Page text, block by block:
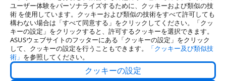
ユーザー体験をパーソナライズするために、クッキーおよび類似の技
術 を使用しています。クッキーおよび類似の技術をすべて許可しても
構わない場合は「すべて同意する」をクリックしてください。「クッ
キーの設定」をクリックすると、許可するクッキーを選択できます。
ASUSウェブサイトのフッターにある「クッキーの設定」をクリック
して、クッキーの設定を行うこともできます。
「クッキー及び類似技
術」 を参照してください。
クッキーの設定